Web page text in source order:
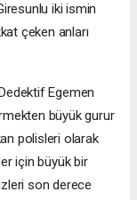
iki ismin
çeken anları
Egemen
büyük gurur
polisleri olarak
için büyük bir
son derece